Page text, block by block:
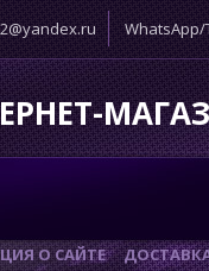
WhatsApp/
О САЙТЕ